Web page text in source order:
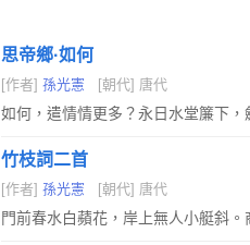
思帝鄉·如何
[作者] 孫光憲 [朝代] 唐代
如何，遣情情更多？永日水堂簾下
竹枝詞二首
[作者] 孫光憲 [朝代] 唐代
門前春水白蘋花，岸上無人小艇斜